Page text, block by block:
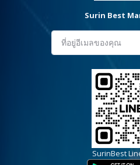
Surin Best
SurinBest